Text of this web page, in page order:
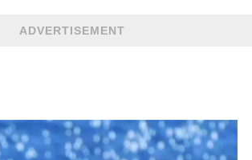
ADVERTISEMENT